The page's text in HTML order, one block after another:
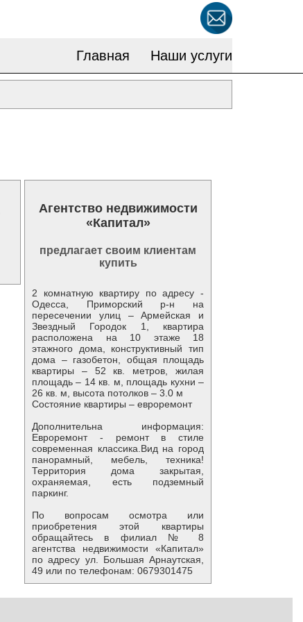
Главная Наши услуги
Агентство недвижимости
«Капитал»
предлагает своим клиентам
купить
2 комнатную квартиру по адресу -
Одесса, Приморский р-н на
пересечении улиц – Армейская и
Звездный Городок 1, квартира
расположена на 10 этаже 18
этажного дома, конструктивный тип
дома – газобетон, общая площадь
квартиры – 52 кв. метров, жилая
площадь – 14 кв. м, площадь кухни –
26 кв. м, высота потолков – 3.0 м
Состояние квартиры – евроремонт
Дополнительна информация:
Евроремонт - ремонт в стиле
современная классика.Вид на город
панорамный, мебель, техника!
Территория дома закрытая,
охраняемая, есть подземный
паркинг.
По вопросам осмотра или
приобретения этой квартиры
обращайтесь в филиал № 8
агентства недвижимости «Капитал»
по адресу ул. Большая Арнаутская,
49 или по телефонам: 0679301475